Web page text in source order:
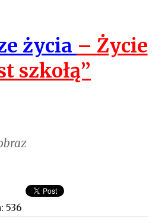
życia – Życie
szkołą”
536